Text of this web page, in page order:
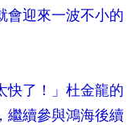
會迎來一波不小的
快了！」杜金龍的
繼續參與鴻海後續